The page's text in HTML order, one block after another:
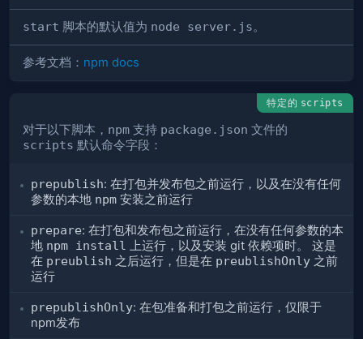
start 脚本的默认值为 node server.js。
参考文档： npm docs
特定的 scripts
对于以下脚本， npm 支持 package.json 文件的
scripts 默认命令字段：
prepublish: 在打包并发布包之前运行，以及在没有任何
参数的本地 npm 安装之前运行
prepare: 在打包和发布包之前运行，在没有任何参数的本
地 npm install 上运行，以及安装 git 依赖项时。 这是
在 preublish 之后运行，但是在 preublishOnly 之前
运行
prepublishOnly: 在包准备和打包之前运行，仅限于
npm发布